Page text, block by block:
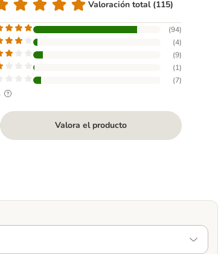
Valoración total (115)
(94)
(4)
(9)
(1)
(7)
Valora el producto